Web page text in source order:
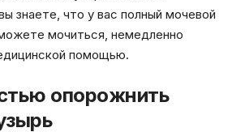
знаете, что у вас полный мочевой
мочиться, немедленно
помощью.
опорожнить